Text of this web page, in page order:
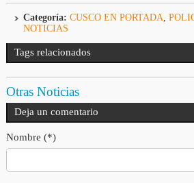
Categoría: CUSCO EN PORTADA,
NOTICIAS
Tags relacionados
Otras Noticias
Deja un comentario
Nombre (*)